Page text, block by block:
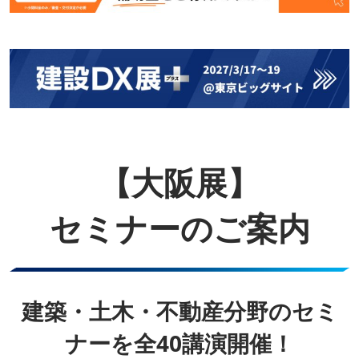
【大阪展】
セミナーのご案内
建築・土木・不動産分野のセミ
ナーを全40講演開催！